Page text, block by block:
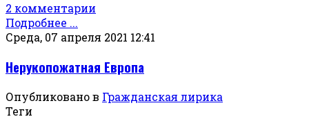
2 комментарии
Подробнее ...
Среда, 07 апреля 2021 12:41
Нерукопожатная Европа
Опубликовано в Гражданская лирика
Теги